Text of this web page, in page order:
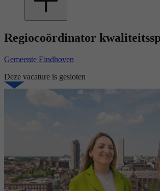
Regiocoördinator
Gemeente Eindhoven
Deze vacature is gesloten